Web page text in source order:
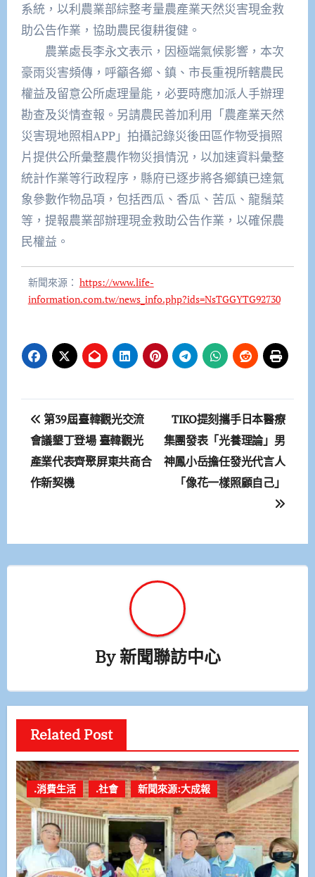
系統，以利農業部綜整考量農產業天然災害現金救
助公告作業，協助農民復耕復健。
農業處長李永文表示，因極端氣候影響，本次
豪雨災害頻傳，呼籲各鄉、鎮、市長重視所轄農民
權益及留意公所處理量能，必要時應加派人手辦理
勘查及災情查報。另請農民善加利用「農產業天然
災害現地照相APP」拍攝記錄災後田區作物受損照
片提供公所彙整農作物災損情況，以加速資料彙整
統計作業等行政程序，縣府已逐步將各鄉鎮已達氣
象參數作物品項，包括西瓜、香瓜、苦瓜、龍鬚菜
等，提報農業部辦理現金救助公告作業，以確保農
民權益。
新聞來源： https://www.life-
information.com.tw/news_info.php?ids=NsTGGYTG92730
文
章
導
第39屆臺韓觀光交流
會議墾丁登場 臺韓觀光
產業代表齊聚屏東共商合
作新契機
TIKO提刻攜手日本醫療
集團發表「光養理論」男
神鳳小岳擔任發光代言人
「像花一樣照顧自己」
By新聞聯訪中心
Related Post
.消費生活 .社會 新聞來源:大成報